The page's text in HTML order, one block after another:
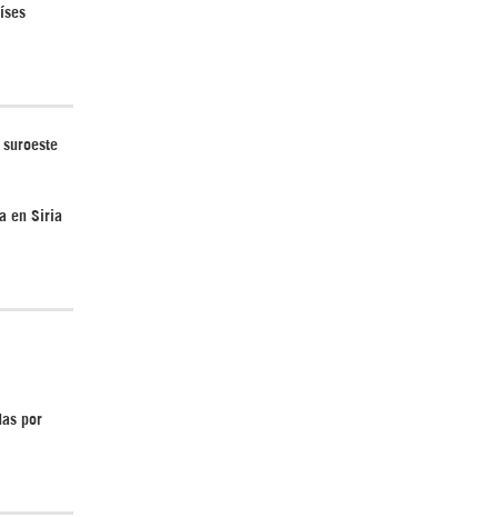
suroeste
en Siria
por